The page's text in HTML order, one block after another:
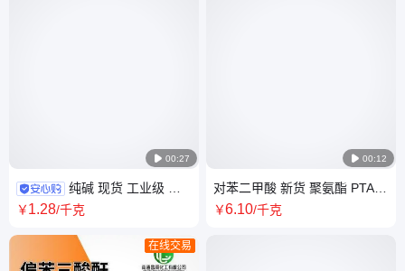
 00:27
纯碱 现货 工业级 碳
酸钠 轻质 重质 苏打 国标 高含
￥1.28/千克
在线交易
 00:12
对苯二甲酸 新货 聚氨酯 PTA
行情 TPA 1.2吨 可分包 逸盛 恒
￥6.10/千克